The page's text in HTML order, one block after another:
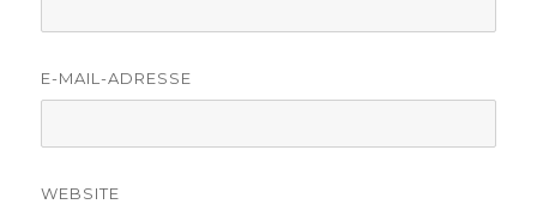
E-MAIL-ADRESSE
WEBSITE